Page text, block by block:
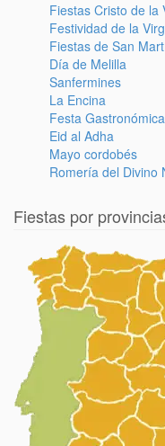
Fiestas Cristo de la
Festividad de la
Fiestas de San
Día de Melilla
Sanfermines
La Encina
Festa
Eid al Adha
Mayo cordobés
Romería del Divino
Fiestas por